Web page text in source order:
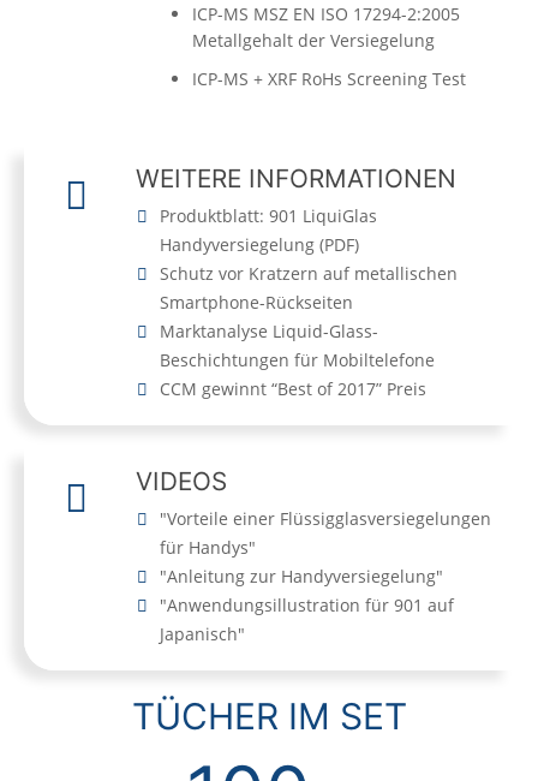
ICP-MS MSZ EN ISO 17294-2:2005
Metallgehalt der Versiegelung
ICP-MS + XRF RoHs Screening Test
WEITERE INFORMATIONEN
Produktblatt: 901 LiquiGlas
Handyversiegelung (PDF)
Schutz vor Kratzern auf metallischen
Smartphone-Rückseiten
Marktanalyse Liquid-Glass-
Beschichtungen für Mobiltelefone
CCM gewinnt “Best of 2017” Preis
VIDEOS
"Vorteile einer Flüssigglasversiegelungen
für Handys"
"Anleitung zur Handyversiegelung"
"Anwendungsillustration für 901 auf
Japanisch"
TÜCHER IM SET